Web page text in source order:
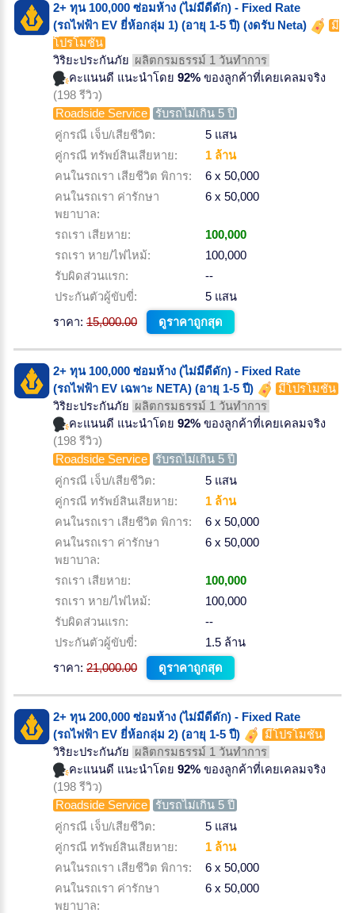
2+ ทุน 100,000 ซ่อมห้าง (ไม่มีดีดัก) - Fixed Rate
(รถไฟฟ้า EV ยี่ห้อกลุ่ม 1) (อายุ 1-5 ปี) (งดรับ Neta)
มี
โปรโมชั่น
วิริยะประกันภัย ผลิตกรมธรรม์ 1 วันทำการ
คะแนนดี แนะนำโดย 92% ของลูกค้าที่เคยเคลมจริง
(198 รีวิว)
Roadside Service
รับรถไม่เกิน 5 ปี
คู่กรณี เจ็บ/เสียชีวิต:
5 แสน
คู่กรณี ทรัพย์สินเสียหาย:
1 ล้าน
คนในรถเรา เสียชีวิต พิการ:
6 x 50,000
คนในรถเรา ค่ารักษา
พยาบาล:
6 x 50,000
รถเรา เสียหาย:
100,000
รถเรา หาย/ไฟไหม้:
100,000
รับผิดส่วนแรก:
--
ประกันตัวผู้ขับขี่:
5 แสน
ราคา: 15,000.00 ดูราคาถูกสุด
2+ ทุน 100,000 ซ่อมห้าง (ไม่มีดีดัก) - Fixed Rate
(รถไฟฟ้า EV เฉพาะ NETA) (อายุ 1-5 ปี)
มีโปรโมชั่น
วิริยะประกันภัย ผลิตกรมธรรม์ 1 วันทำการ
คะแนนดี แนะนำโดย 92% ของลูกค้าที่เคยเคลมจริง
(198 รีวิว)
Roadside Service
รับรถไม่เกิน 5 ปี
คู่กรณี เจ็บ/เสียชีวิต:
5 แสน
คู่กรณี ทรัพย์สินเสียหาย:
1 ล้าน
คนในรถเรา เสียชีวิต พิการ:
6 x 50,000
คนในรถเรา ค่ารักษา
พยาบาล:
6 x 50,000
รถเรา เสียหาย:
100,000
รถเรา หาย/ไฟไหม้:
100,000
รับผิดส่วนแรก:
--
ประกันตัวผู้ขับขี่:
1.5 ล้าน
ราคา: 21,000.00 ดูราคาถูกสุด
2+ ทุน 200,000 ซ่อมห้าง (ไม่มีดีดัก) - Fixed Rate
(รถไฟฟ้า EV ยี่ห้อกลุ่ม 2) (อายุ 1-5 ปี)
มีโปรโมชั่น
วิริยะประกันภัย ผลิตกรมธรรม์ 1 วันทำการ
คะแนนดี แนะนำโดย 92% ของลูกค้าที่เคยเคลมจริง
(198 รีวิว)
Roadside Service
รับรถไม่เกิน 5 ปี
คู่กรณี เจ็บ/เสียชีวิต:
5 แสน
คู่กรณี ทรัพย์สินเสียหาย:
1 ล้าน
คนในรถเรา เสียชีวิต พิการ:
6 x 50,000
คนในรถเรา ค่ารักษา
พยาบาล:
6 x 50,000